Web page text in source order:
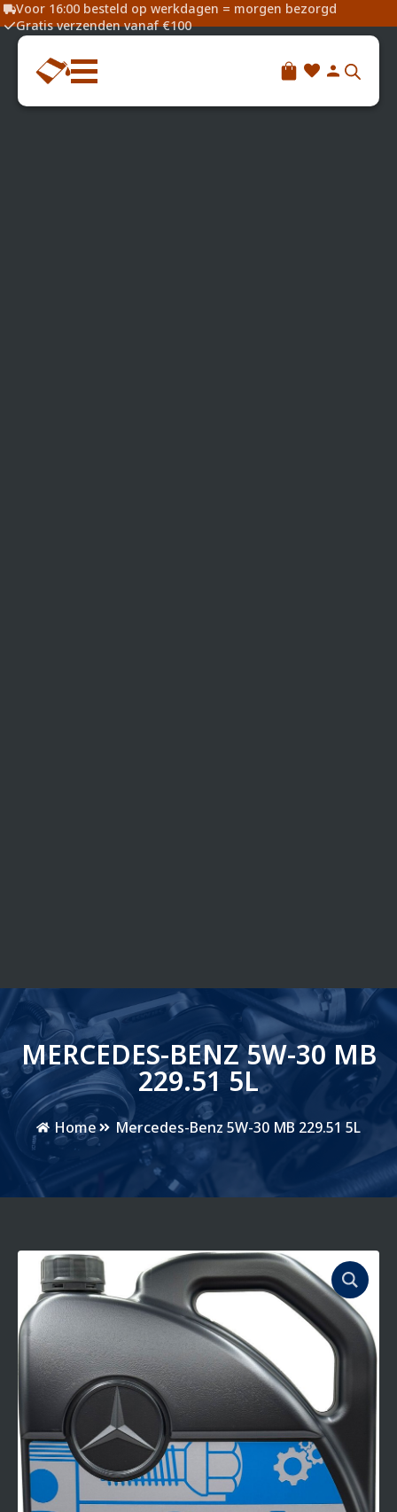
Voor 16:00 besteld op werkdagen = morgen bezorgd
Gratis verzenden vanaf €100
MERCEDES-BENZ 5W-30 MB
229.51 5L
Home Mercedes-Benz 5W-30 MB 229.51 5L